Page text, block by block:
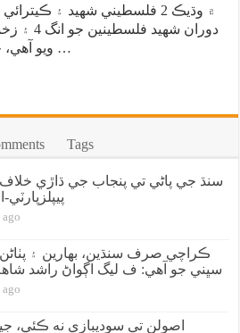
۾ وڌيڪ 2 فلسطيني شهيد ۽
ويو آهي، جڏهن ته گڏيل قومن جي …
Tags
سنڌ جي پاڻي تي پنجاب جي ڌاڙي
ago
ڪراچي صرف سنڌين، بهارين ۽ پٺاڻن
سڀني جو آهي: ف ليگ اڳواڻ راشد
ago